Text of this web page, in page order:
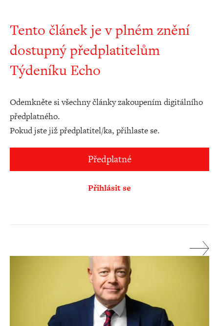
Tento článek je v plném znění
dostupný předplatitelům
Týdeníku Echo
Odemkněte si všechny články zakoupením digitálního
předplatného.
Pokud jste již předplatitel/ka, přihlaste se.
Předplatné
Přihlásit se